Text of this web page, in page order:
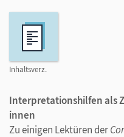
Inhaltsverz.
Interpretationshilfen als
innen
Zu einigen Lektüren der